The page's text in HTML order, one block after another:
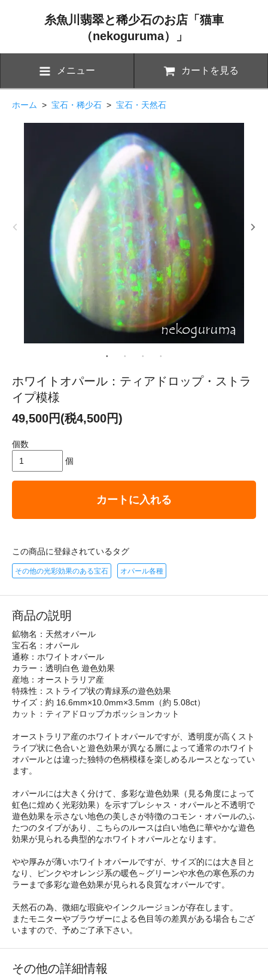
糸魚川翡翠と稀少石のお店「猫車
（nekoguruma）」
メニュー カートを見る
ホーム > 宝石・稀少石 > 宝石・天然石
ホワイトオパール：ティアドロップ・ストラ
イプ模様
49,500円(税4,500円)
個数
個
カートに入れる
この商品に登録されているタグ
その他の光彩効果のある宝石 オパール各種
商品の説明
鉱物名：天然オパール
宝石名：オパール
通称：ホワイトオパール
カラー：透明白色 遊色効果
産地：オーストラリア産
特殊性：ストライプ状の青緑系の遊色効果
サイズ：約 16.6mm×10.0mm×3.5mm（約 5.08ct）
カット：ティアドロップカボッションカット
オーストラリア産のホワイトオパールですが、透明度が高くスト
ライプ状に色合いと遊色効果が異なる層によって通常のホワイト
オパールとは違った独特の色柄模様を楽しめるルースとなってい
ます。
オパールには大きく分けて、多彩な遊色効果（見る角度によって
虹色に煌めく光彩効果）を示すプレシャス・オパールと不透明で
遊色効果を示さない地色の美しさが特徴のコモン・オパールのふ
たつのタイプがあり、こちらのルースは白い地色に華やかな遊色
効果が見られる典型的なホワイトオパールとなります。
やや厚みが薄いホワイトオパールですが、サイズ的には大き目と
なり、ピンクやオレンジ系の暖色～グリーンや水色の寒色系のカ
ラーまで多彩な遊色効果が見られる良質なオパールです。
天然石の為、微細な瑕疵やインクルージョンが存在します。
またモニターやブラウザーによる色目等の差異がある場合もござ
いますので、予めご了承下さい。
その他の詳細情報